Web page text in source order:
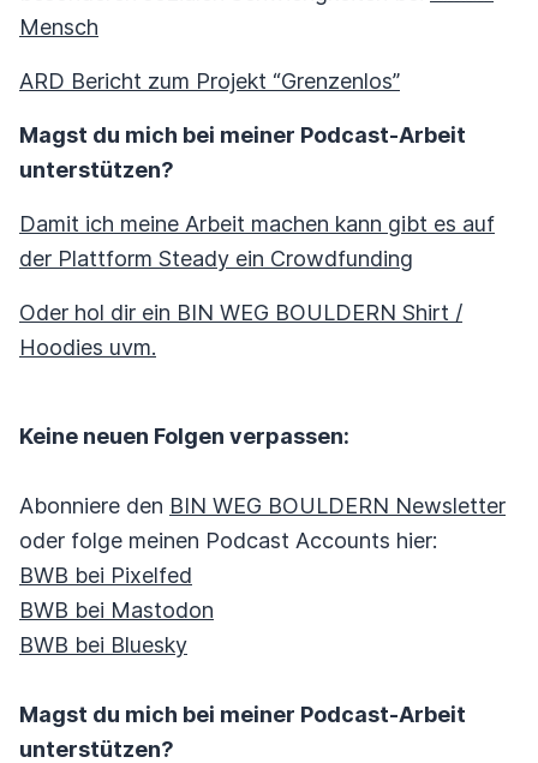
Mensch
ARD Bericht zum Projekt “Grenzenlos”
Magst du mich bei meiner Podcast-Arbeit
unterstützen?
Damit ich meine Arbeit machen kann gibt es auf
der Plattform Steady ein Crowdfunding
Oder hol dir ein BIN WEG BOULDERN Shirt /
Hoodies uvm.
Keine neuen Folgen verpassen:
Abonniere den BIN WEG BOULDERN Newsletter
oder folge meinen Podcast Accounts hier:
BWB bei Pixelfed
BWB bei Mastodon
BWB bei Bluesky
Magst du mich bei meiner Podcast-Arbeit
unterstützen?